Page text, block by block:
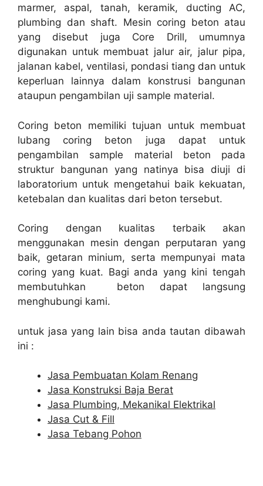
marmer, aspal, tanah, keramik, ducting AC,
plumbing dan shaft. Mesin coring beton atau
yang disebut juga Core Drill, umumnya
digunakan untuk membuat jalur air, jalur pipa,
jalanan kabel, ventilasi, pondasi tiang dan untuk
keperluan lainnya dalam konstrusi bangunan
ataupun pengambilan uji sample material.
Coring beton memiliki tujuan untuk membuat
lubang coring beton juga dapat untuk
pengambilan sample material beton pada
struktur bangunan yang natinya bisa diuji di
laboratorium untuk mengetahui baik kekuatan,
ketebalan dan kualitas dari beton tersebut.
Coring dengan kualitas terbaik akan
menggunakan mesin dengan perputaran yang
baik, getaran minium, serta mempunyai mata
coring yang kuat. Bagi anda yang kini tengah
membutuhkan beton dapat langsung
menghubungi kami.
untuk jasa yang lain bisa anda tautan dibawah
ini :
Jasa Pembuatan Kolam Renang
Jasa Konstruksi Baja Berat
Jasa Plumbing, Mekanikal Elektrikal
Jasa Cut & Fill
Jasa Tebang Pohon